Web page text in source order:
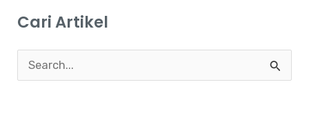
Cari Artikel